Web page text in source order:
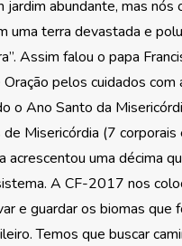
jardim abundante, mas nós
uma terra devastada e
Assim falou o papa
pelos cuidados com
o Ano Santo da
Misericórdia (7 corporais
acrescentou uma décima
A CF-2017 nos
e guardar os biomas que
Temos que buscar